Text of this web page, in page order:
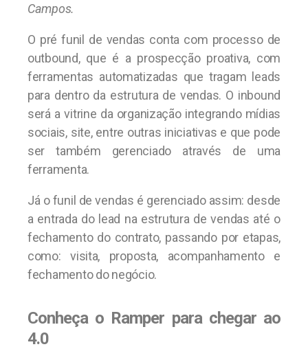
Campos.
O pré funil de vendas conta com processo de
outbound, que é a prospecção proativa, com
ferramentas automatizadas que tragam leads
para dentro da estrutura de vendas. O inbound
será a vitrine da organização integrando mídias
sociais, site, entre outras iniciativas e que pode
ser também gerenciado através de uma
ferramenta.
Já o funil de vendas é gerenciado assim: desde
a entrada do lead na estrutura de vendas até o
fechamento do contrato, passando por etapas,
como: visita, proposta, acompanhamento e
fechamento do negócio.
Conheça o Ramper para chegar ao
4.0